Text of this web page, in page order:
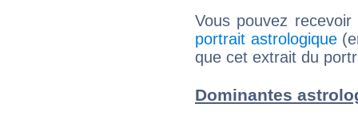
Vous pouvez
portrait astrologique
que cet extrait du
Dominantes